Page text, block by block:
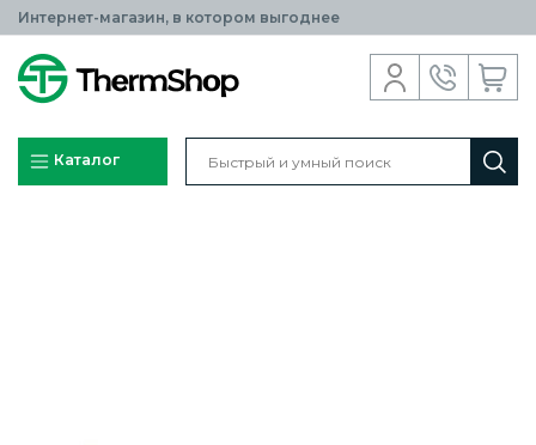
Интернет-магазин, в котором выгоднее
Каталог